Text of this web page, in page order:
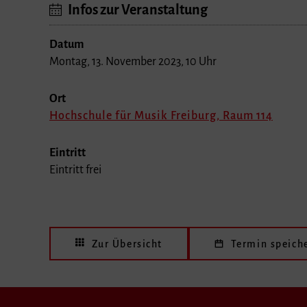
Infos zur Veranstaltung
Datum
Montag, 13. November 2023, 10 Uhr
Ort
Hochschule für Musik Freiburg, Raum 114
Eintritt
Eintritt frei
Zur Übersicht Termin